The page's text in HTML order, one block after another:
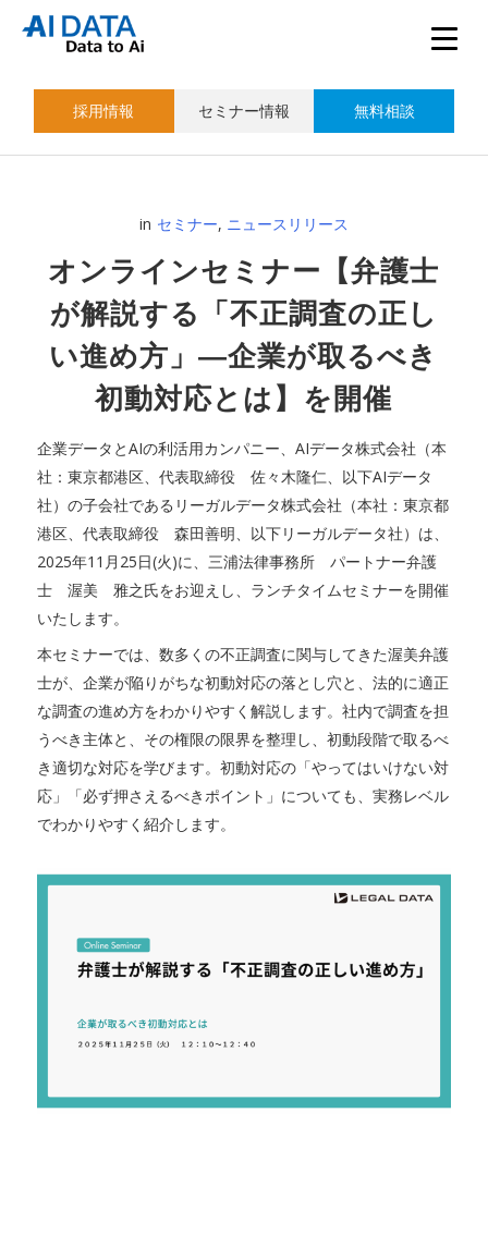
採用情報 セミナー情報 無料相談
in セミナー, ニュースリリース
オンラインセミナー【弁護士
が解説する「不正調査の正し
い進め方」―企業が取るべき
初動対応とは】を開催
企業データとAIの利活用カンパニー、AIデータ株式会社（本
社：東京都港区、代表取締役 佐々木隆仁、以下AIデータ
社）の子会社であるリーガルデータ株式会社（本社：東京都
港区、代表取締役 森田善明、以下リーガルデータ社）は、
2025年11月25日(火)に、三浦法律事務所 パートナー弁護
士 渥美 雅之氏をお迎えし、ランチタイムセミナーを開催
いたします。
本セミナーでは、数多くの不正調査に関与してきた渥美弁護
士が、企業が陥りがちな初動対応の落とし穴と、法的に適正
な調査の進め方をわかりやすく解説します。社内で調査を担
うべき主体と、その権限の限界を整理し、初動段階で取るべ
き適切な対応を学びます。初動対応の「やってはいけない対
応」「必ず押さえるべきポイント」についても、実務レベル
でわかりやすく紹介します。